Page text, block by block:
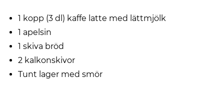
1 kopp (3 dl) kaffe latte med lättmjölk
1 apelsin
1 skiva bröd
2 kalkonskivor
Tunt lager med smör